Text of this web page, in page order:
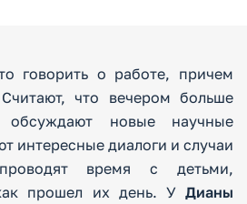
говорить о работе, причем
что вечером больше
обсуждают новые научные
интересные диалоги и случаи
время с детьми,
прошел их день. У Дианы